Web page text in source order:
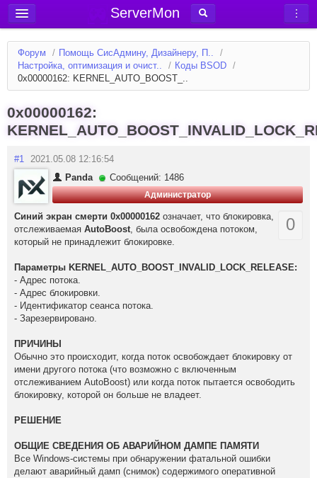
ServerMon
Добавить сервер
Мониторинг серверов
Блог
Статьи
Форум
Вход в аккаунт
Форум / Помощь СисАдмину, Дизайнеру, П..
/
Настройка, оптимизация и очист..
/ Коды BSOD /
0x00000162: KERNEL_AUTO_BOOST_..
0x00000162:
#1 2021.05.08 12:16:54
Panda
Сообщений: 1486
Администратор
0
Синий экран смерти 0x00000162 означает, что блокировка,
отслеживаемая AutoBoost, была освобождена потоком,
который не принадлежит блокировке.
Параметры KERNEL_AUTO_BOOST_INVALID_LOCK_RELEASE:
- Адрес потока.
- Адрес блокировки.
- Идентификатор сеанса потока.
- Зарезервировано.
ПРИЧИНЫ
Обычно это происходит, когда поток освобождает блокировку от
имени другого потока (что возможно с включенным
отслеживанием AutoBoost) или когда поток пытается освободить
блокировку, которой он больше не владеет.
РЕШЕНИЕ
ОБЩИЕ СВЕДЕНИЯ ОБ АВАРИЙНОМ ДАМПЕ ПАМЯТИ
Все Windows-системы при обнаружении фатальной ошибки
делают аварийный дамп (снимок) содержимого оперативной